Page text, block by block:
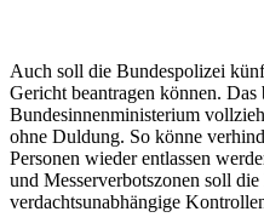
Auch soll die Bundespolizei
Gericht beantragen können.
Bundesinnenministerium
ohne Duldung. So könne
Personen wieder entlassen
und Messerverbotszonen soll
verdachtsunabhängige